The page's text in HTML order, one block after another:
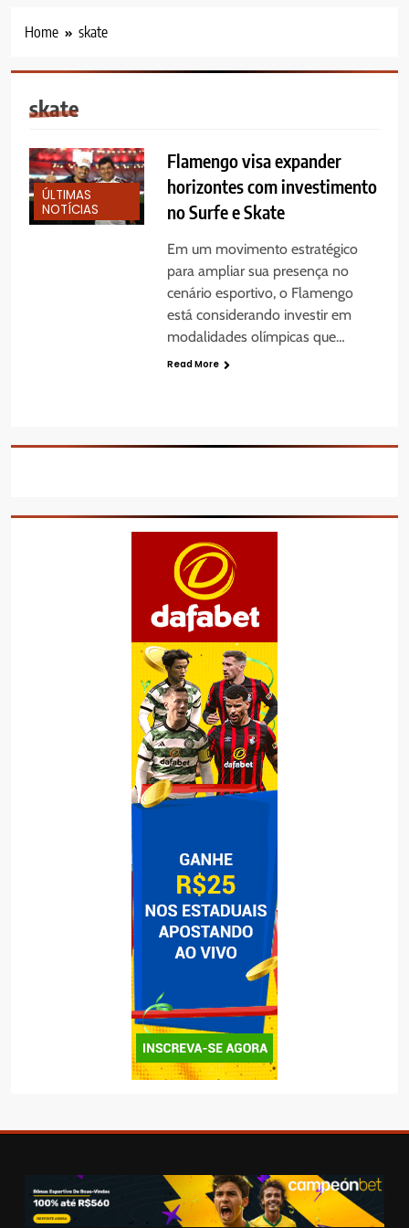
Home skate
skate
ÚLTIMAS
NOTÍCIAS
Flamengo visa expander
horizontes com investimento
no Surfe e Skate
Em um movimento estratégico
para ampliar sua presença no
cenário esportivo, o Flamengo
está considerando investir em
modalidades olímpicas que…
Read More